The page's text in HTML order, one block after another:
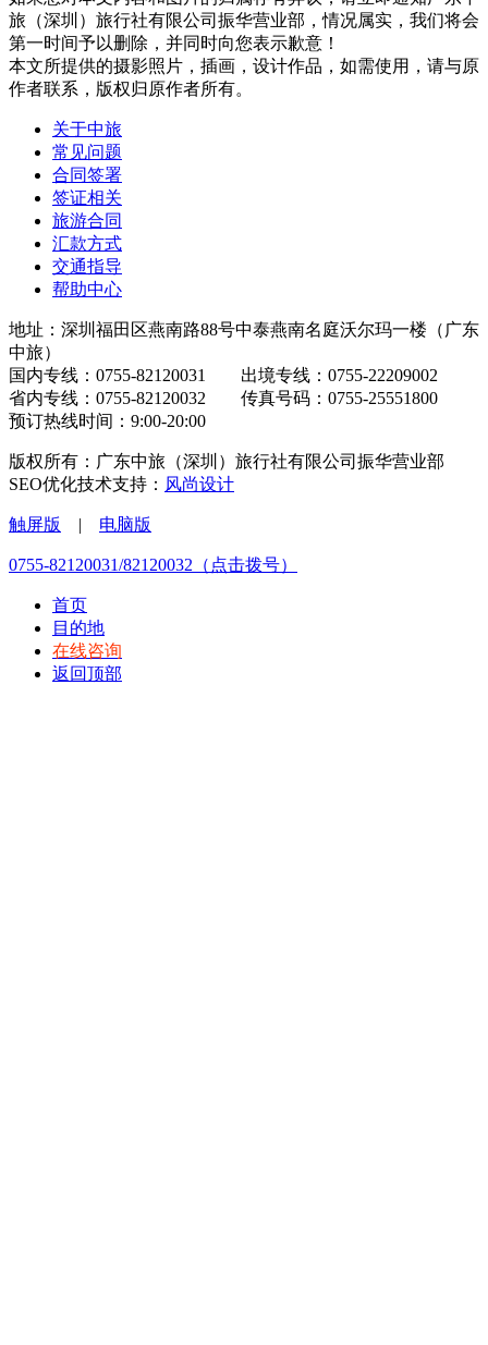
旅（深圳）旅行社有限公司振华营业部，情况属实，我们将会
第一时间予以删除，并同时向您表示歉意！
本文所提供的摄影照片，插画，设计作品，如需使用，请与原
作者联系，版权归原作者所有。
关于中旅
常见问题
合同签署
签证相关
旅游合同
汇款方式
交通指导
帮助中心
地址：深圳福田区燕南路88号中泰燕南名庭沃尔玛一楼（广东
中旅）
国内专线：0755-82120031 出境专线：0755-22209002
省内专线：0755-82120032 传真号码：0755-25551800
预订热线时间：9:00-20:00
版权所有：广东中旅（深圳）旅行社有限公司振华营业部
SEO优化技术支持： 风尚设计
触屏版 | 电脑版
0755-82120031/82120032（点击拨号）
首页
目的地
在线咨询
返回顶部